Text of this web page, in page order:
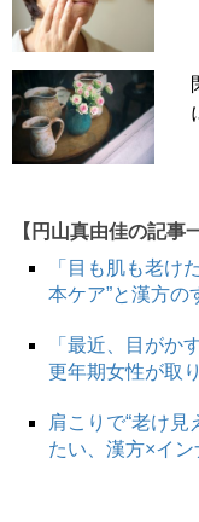
【円山真由佳の記事
「目も肌も老け
本ケア”と漢方の
「最近、目がか
更年期女性が取
肩こりで“老け
たい、漢方×イ